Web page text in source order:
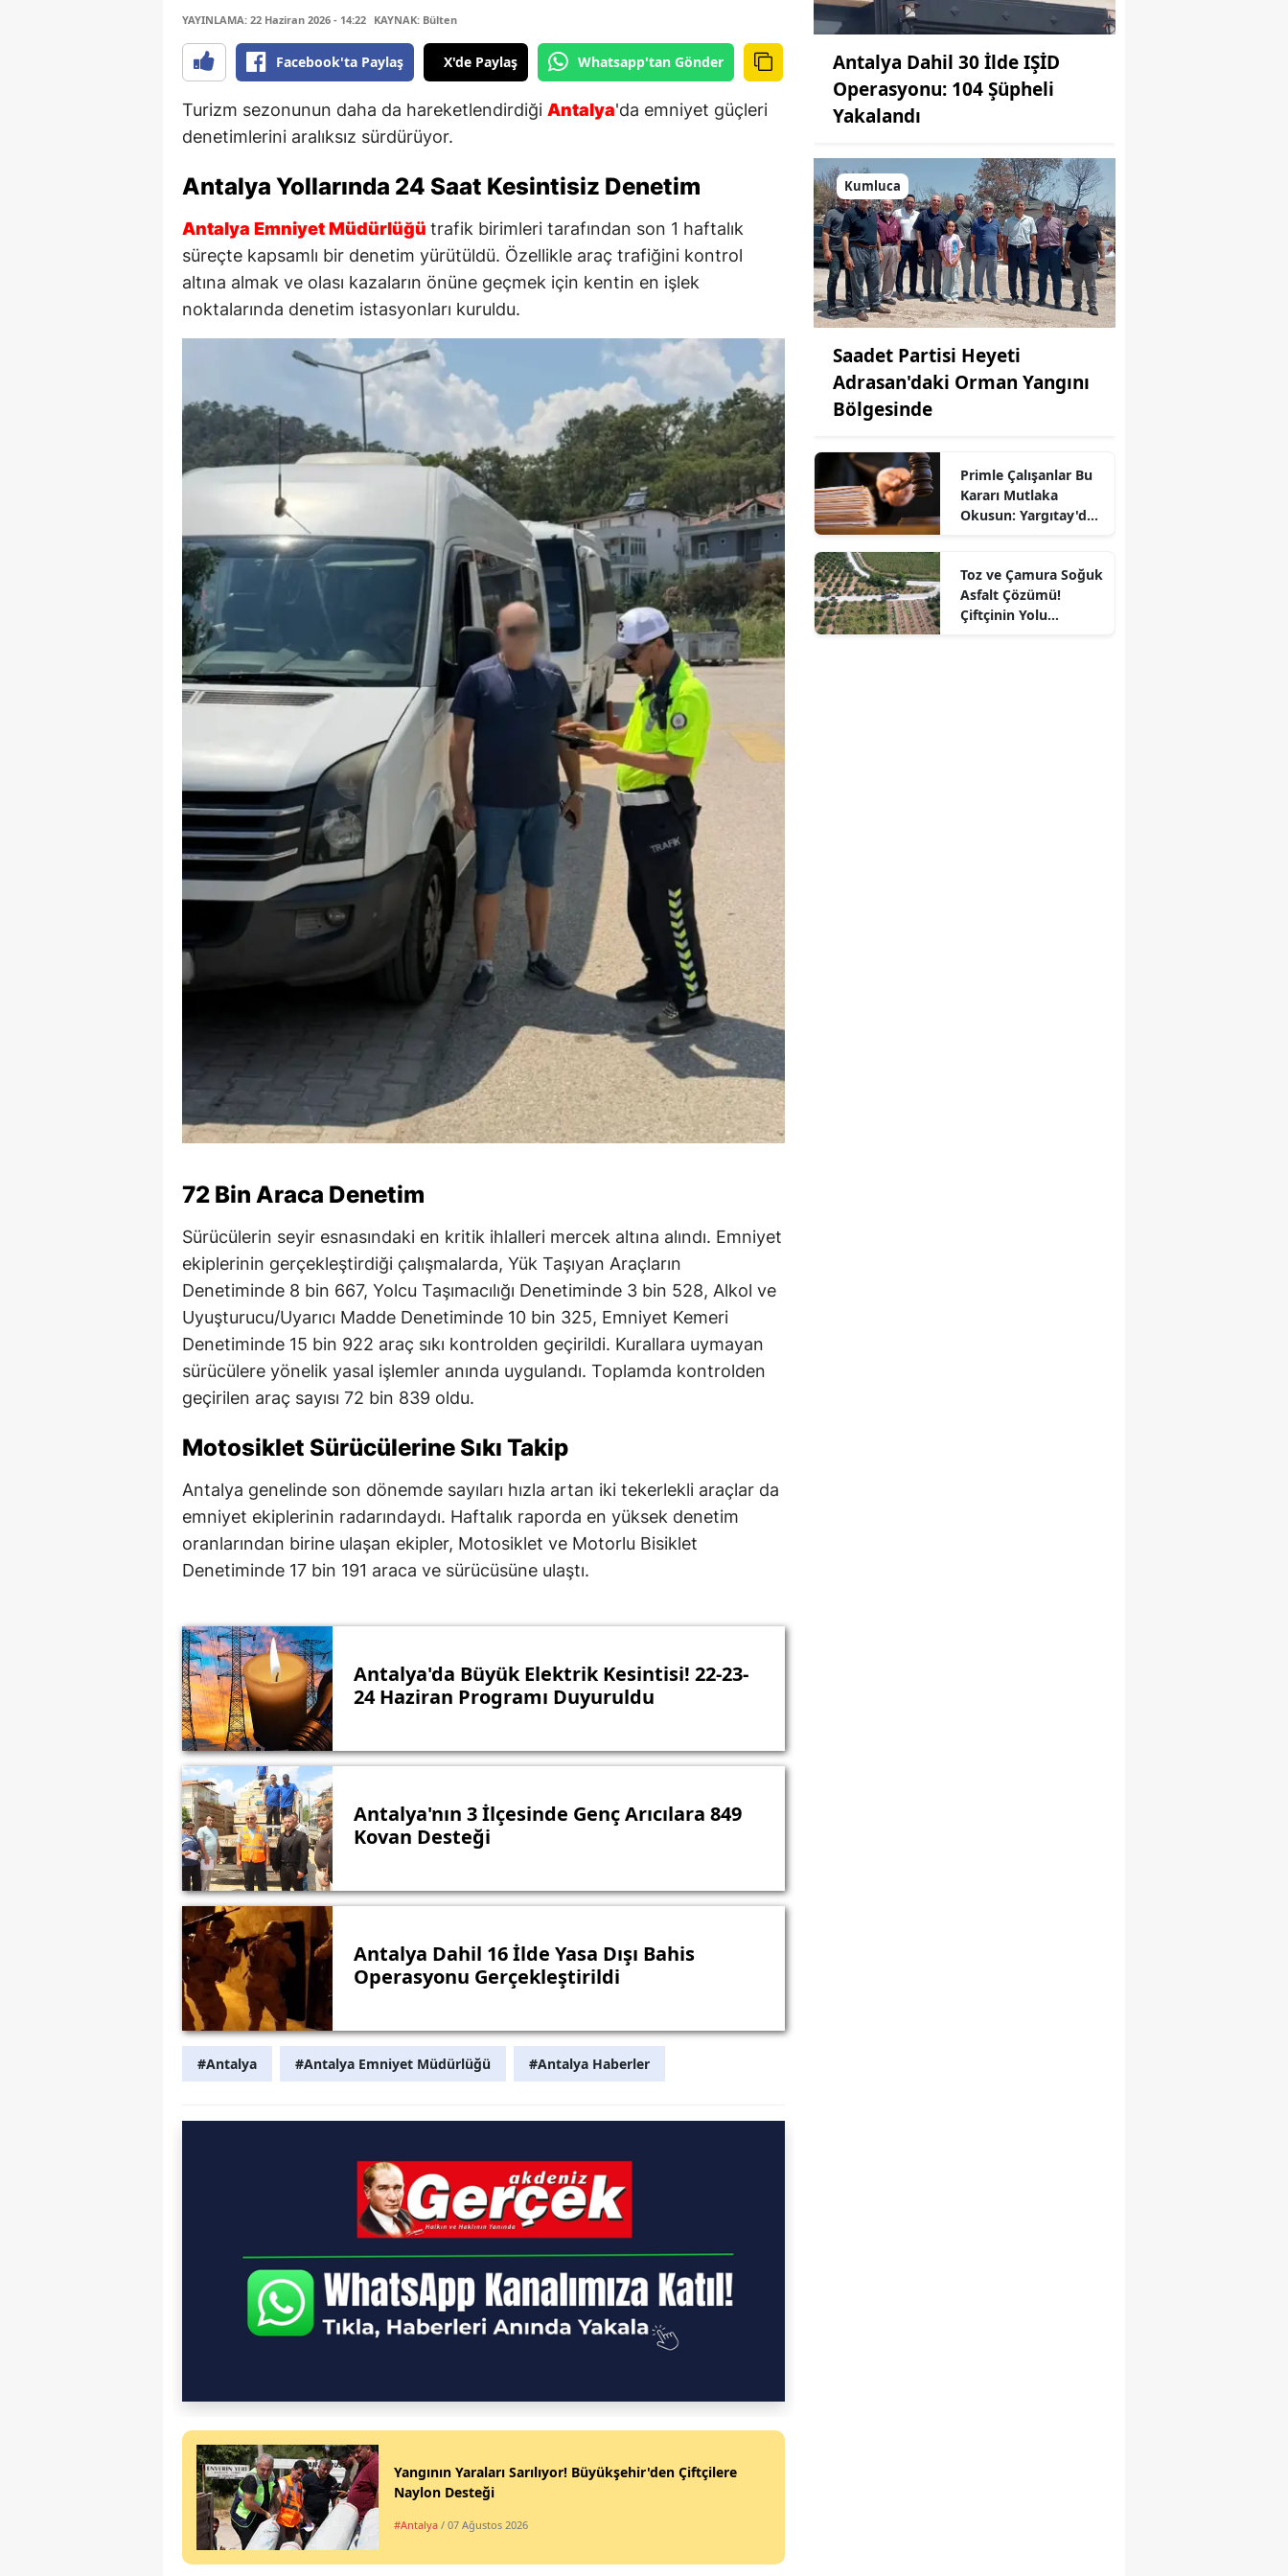
YAYINLAMA: 22 Haziran 2026 - 14:22 KAYNAK: Bülten
Facebook'ta Paylaş X'de Paylaş Whatsapp'tan Gönder
Turizm sezonunun daha da hareketlendirdiği Antalya'da emniyet güçleri
denetimlerini aralıksız sürdürüyor.
Antalya Yollarında 24 Saat Kesintisiz Denetim
Antalya Emniyet Müdürlüğü trafik birimleri tarafından son 1 haftalık
süreçte kapsamlı bir denetim yürütüldü. Özellikle araç trafiğini kontrol
altına almak ve olası kazaların önüne geçmek için kentin en işlek
noktalarında denetim istasyonları kuruldu.
72 Bin Araca Denetim
Sürücülerin seyir esnasındaki en kritik ihlalleri mercek altına alındı. Emniyet
ekiplerinin gerçekleştirdiği çalışmalarda, Yük Taşıyan Araçların
Denetiminde 8 bin 667, Yolcu Taşımacılığı Denetiminde 3 bin 528, Alkol ve
Uyuşturucu/Uyarıcı Madde Denetiminde 10 bin 325, Emniyet Kemeri
Denetiminde 15 bin 922 araç sıkı kontrolden geçirildi. Kurallara uymayan
sürücülere yönelik yasal işlemler anında uygulandı. Toplamda kontrolden
geçirilen araç sayısı 72 bin 839 oldu.
Motosiklet Sürücülerine Sıkı Takip
Antalya genelinde son dönemde sayıları hızla artan iki tekerlekli araçlar da
emniyet ekiplerinin radarındaydı. Haftalık raporda en yüksek denetim
oranlarından birine ulaşan ekipler, Motosiklet ve Motorlu Bisiklet
Denetiminde 17 bin 191 araca ve sürücüsüne ulaştı.
Antalya'da Büyük Elektrik Kesintisi! 22-23-
24 Haziran Programı Duyuruldu
Antalya'nın 3 İlçesinde Genç Arıcılara 849
Kovan Desteği
Antalya Dahil 16 İlde Yasa Dışı Bahis
Operasyonu Gerçekleştirildi
#Antalya #Antalya Emniyet Müdürlüğü #Antalya Haberler
Yangının Yaraları Sarılıyor! Büyükşehir'den Çiftçilere
Naylon Desteği
#Antalya / 07 Ağustos 2026
Antalya Dahil 30 İlde IŞİD
Operasyonu: 104 Şüpheli
Yakalandı
Kumluca
Saadet Partisi Heyeti
Adrasan'daki Orman Yangını
Bölgesinde
Primle Çalışanlar Bu
Kararı Mutlaka
Okusun: Yargıtay'dan
Toz ve Çamura Soğuk
Asfalt Çözümü!
Çiftçinin Yolu